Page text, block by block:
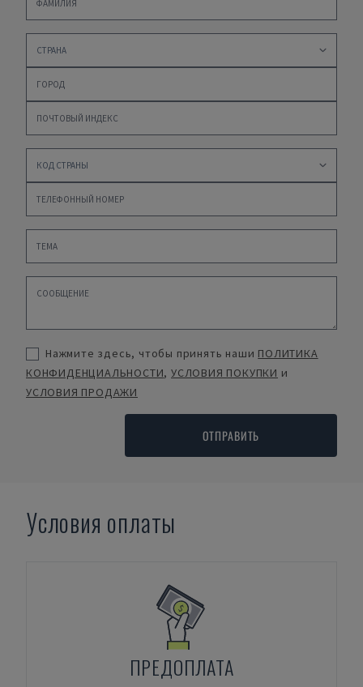
Нажмите здесь, чтобы принять наши ПОЛИТИКА
КОНФИДЕНЦИАЛЬНОСТИ,УСЛОВИЯ ПОКУПКИ и
УСЛОВИЯ ПРОДАЖИ
ОТПРАВИТЬ
Условия оплаты
ПРЕДОПЛАТА